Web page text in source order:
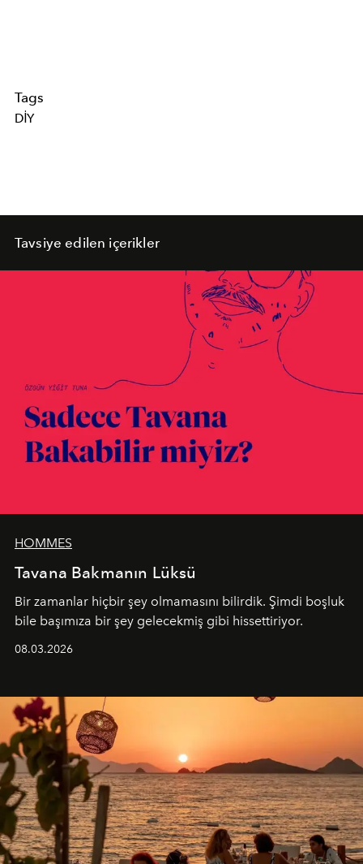
Tags
DIY
Tavsiye edilen içerikler
HOMMES
Tavana Bakmanın Lüksü
Bir zamanlar hiçbir şey olmamasını bilirdik. Şimdi boşluk
bile başımıza bir şey gelecekmiş gibi hissettiriyor.
08.03.2026